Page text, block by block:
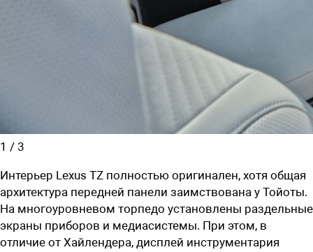
1 / 3
Интерьер Lexus TZ полностью оригинален, хотя общая
архитектура передней панели заимствована у Тойоты.
На многоуровневом торпедо установлены раздельные
экраны приборов и медиасистемы. При этом, в
отличие от Хайлендера, дисплей инструментария